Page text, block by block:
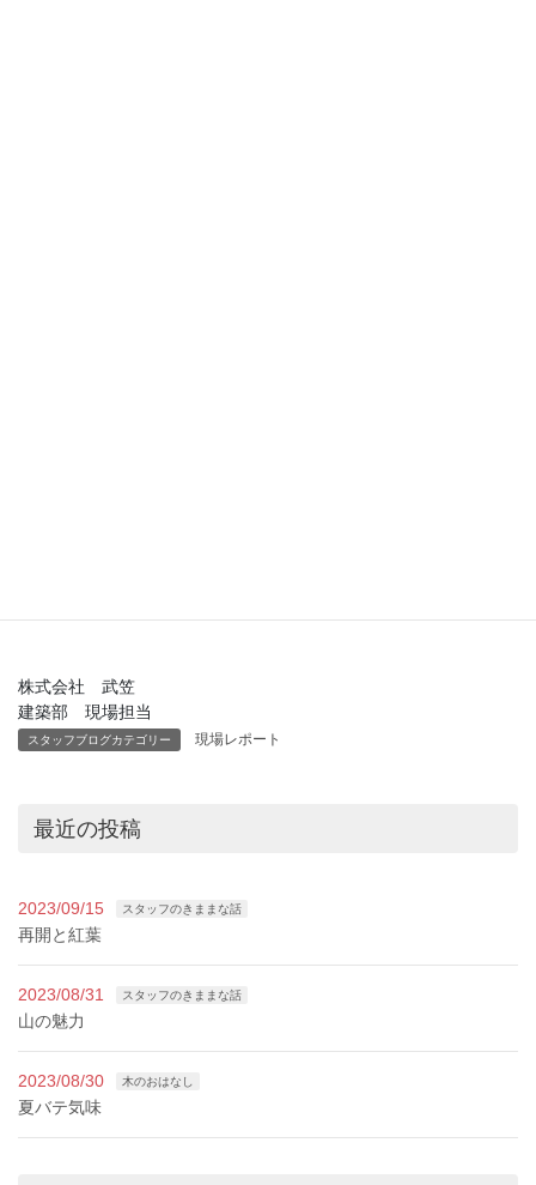
株式会社 武笠
建築部 現場担当
スタッフブログカテゴリー 現場レポート
最近の投稿
2023/09/15 スタッフのきままな話
再開と紅葉
2023/08/31 スタッフのきままな話
山の魅力
2023/08/30 木のおはなし
夏バテ気味